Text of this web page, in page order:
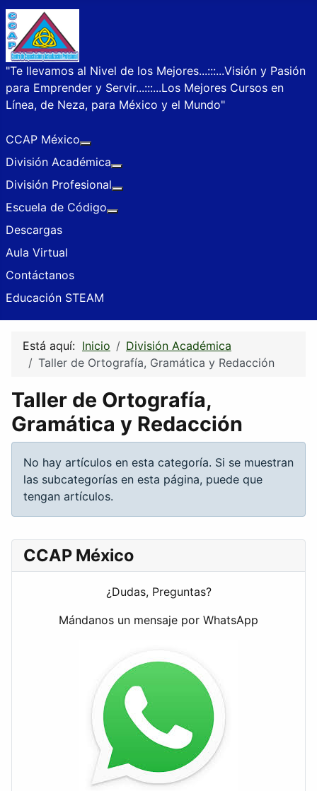
"Te llevamos al Nivel de los Mejores...:::...Visión y Pasión
para Emprender y Servir...:::...Los Mejores Cursos en
Línea, de Neza, para México y el Mundo"
CCAP México
División Académica
División Profesional
Escuela de Código
Descargas
Aula Virtual
Contáctanos
Educación STEAM
Está aquí: Inicio
División Académica
Taller de Ortografía, Gramática y Redacción
Taller de Ortografía,
Gramática y Redacción
Información
No hay artículos en esta categoría. Si se muestran
las subcategorías en esta página, puede que
tengan artículos.
CCAP México
¿Dudas, Preguntas?
Mándanos un mensaje por WhatsApp